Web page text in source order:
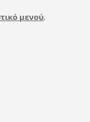
μενού,